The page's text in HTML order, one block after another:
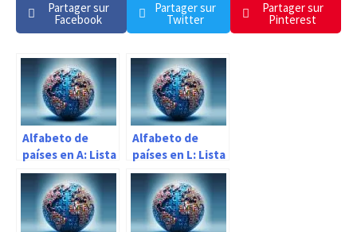
Partager sur
Facebook
Partager sur
Twitter
Partager sur
Pinterest
Alfabeto de
países en A: Lista
completa
Alfabeto de
países en L: Lista
completa